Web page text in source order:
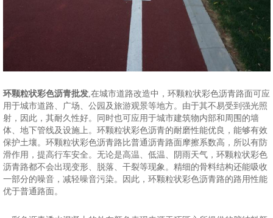
环颗粒状彩色沥青批发,在城市道路改造中，环颗粒状彩色沥青路面可应
用于城市道路、广场、公园及旅游观景等地方。由于其不易受到强光照
射，因此，其耐久性好。同时也可应用于城市建筑物内部和周围的墙
体、地下管线及设施上。环颗粒状彩色沥青的耐磨性能优良，能够有效
保护土壤。环颗粒状彩色沥青路比普通沥青路面摩擦系数高，所以有防
滑作用，提高行车安全。无论是高温、低温、阴雨天气，环颗粒状彩色
沥青路都不会出现变形、脱落、干裂等现象。精细的骨料结构还能吸收
一部分的噪音，减轻噪音污染。因此，环颗粒状彩色沥青路的路用性能
优于普通路面。